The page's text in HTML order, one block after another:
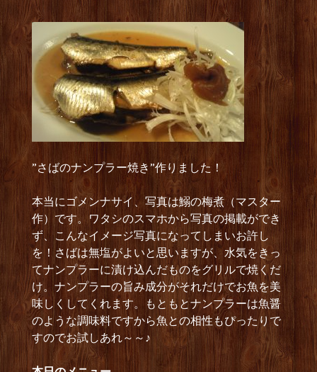
”さばのナンプラー焼き”作りました！
本当にゴメンナサイ、写真は鰯の梅煮（マスター
作）です。ワタシのスマホから写真の掲載ができ
ず、こんなイメージ写真になってしまいお許し
を！さばは無塩がよいと思いますが、水気をきっ
てナンプラーに漬け込んだものをグリルで焼くだ
け。ナンプラーの旨み成分がそれだけでお魚を美
味しくしてくれます。もともとナンプラーは魚醤
のような調味料ですから魚との相性もぴったりで
すのでお試しあれ～～♪